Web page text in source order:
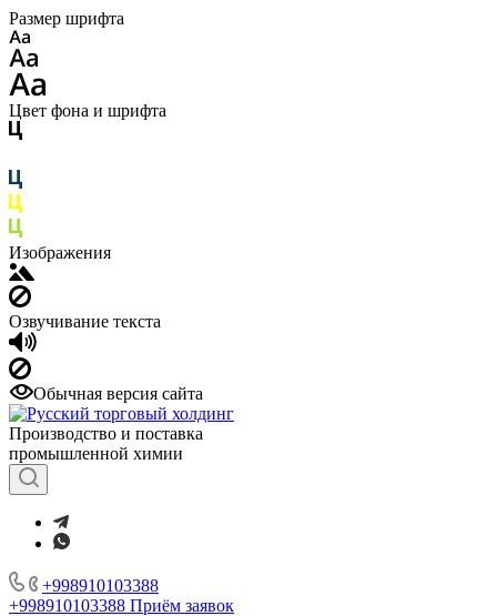
Размер шрифта
Цвет фона и шрифта
Изображения
Озвучивание текста
Обычная версия сайта
Производство и поставка
промышленной химии
+998910103388
+998910103388 Приём заявок